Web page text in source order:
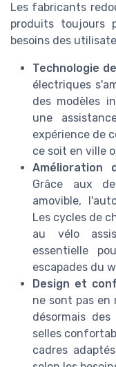
Les fabricants
produits toujours
besoins des
Technologie
électriques
des modèles
une
expérience de
ce soit en ville
Amélioration
Grâce aux
amovible,
Les cycles de
au vélo
essentielle
escapades du
Design et
ne sont pas en
désormais
selles
cadres